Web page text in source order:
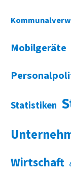
Mobilgeräte
Statistiken
Wirtschaft